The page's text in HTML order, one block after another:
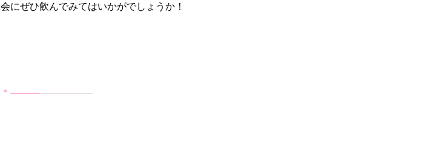
にぜひ飲んでみてはいかがでしょうか！
＊————————–